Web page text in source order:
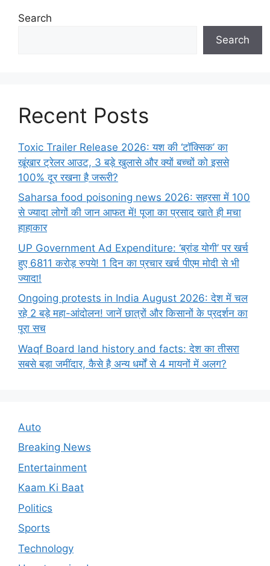
Search
Search
Recent Posts
Toxic Trailer Release 2026: यश की ‘टॉक्सिक’ का
खूंखार ट्रेलर आउट, 3 बड़े खुलासे और क्यों बच्चों को इससे
100% दूर रखना है जरूरी?
Saharsa food poisoning news 2026: सहरसा में 100
से ज्यादा लोगों की जान आफत में! पूजा का प्रसाद खाते ही मचा
हाहाकार
UP Government Ad Expenditure: ‘ब्रांड योगी’ पर खर्च
हुए 6811 करोड़ रुपये! 1 दिन का प्रचार खर्च पीएम मोदी से भी
ज्यादा!
Ongoing protests in India August 2026: देश में चल
रहे 2 बड़े महा-आंदोलन! जानें छात्रों और किसानों के प्रदर्शन का
पूरा सच
Waqf Board land history and facts: देश का तीसरा
सबसे बड़ा जमींदार, कैसे है अन्य धर्मों से 4 मायनों में अलग?
Auto
Breaking News
Entertainment
Kaam Ki Baat
Politics
Sports
Technology